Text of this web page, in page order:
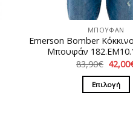
ΜΠΟΥΦΑΝ
Emerson Bomber
Μπουφάν
83,90€
price
was:
83,90€.
42,00
Επιλογή